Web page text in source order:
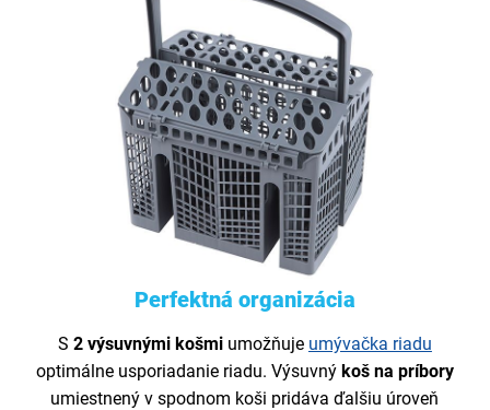
Perfektná organizácia
S 2 výsuvnými košmi umožňuje umývačka riadu
optimálne usporiadanie riadu. Výsuvný koš na príbory
umiestnený v spodnom koši pridáva ďalšiu úroveň